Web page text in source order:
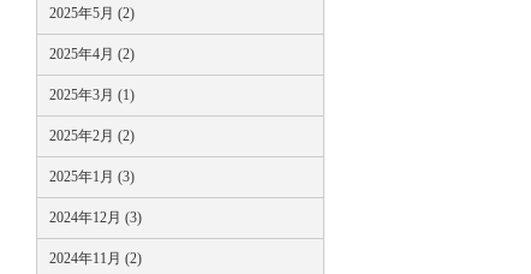
2025年5月 (2)
2025年4月 (2)
2025年3月 (1)
2025年2月 (2)
2025年1月 (3)
2024年12月 (3)
2024年11月 (2)